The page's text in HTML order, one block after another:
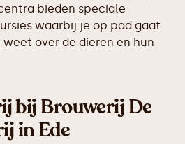
bieden speciale
waarbij je op pad gaat
over de dieren en hun
bij Brouwerij De
in Ede